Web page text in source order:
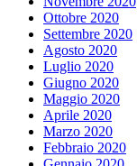
Ottobre 2020
Settembre 2020
Agosto 2020
Luglio 2020
Giugno 2020
Maggio 2020
Aprile 2020
Marzo 2020
Febbraio 2020